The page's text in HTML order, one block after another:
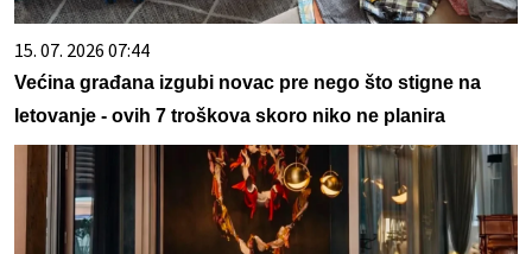
15. 07. 2026 07:44
Većina građana izgubi novac pre nego što stigne na
letovanje - ovih 7 troškova skoro niko ne planira